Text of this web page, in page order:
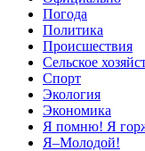
Погода
Политика
Происшествия
Сельское
Спорт
Экология
Экономика
Я помню! Я
Я–Молодой!